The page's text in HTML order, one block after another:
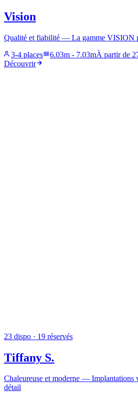
Vision
Qualité et fiabilité — La gamme VISION
3-4 places
6.03m - 7.03mÀ partir de
Découvrir
23 dispo · 19 réservés
Tiffany S.
Chaleureuse et moderne — Implantations
détail